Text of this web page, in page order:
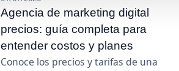
Agencia de marketing digital
precios: guía completa para
entender costos y planes
Conoce los precios y tarifas de una